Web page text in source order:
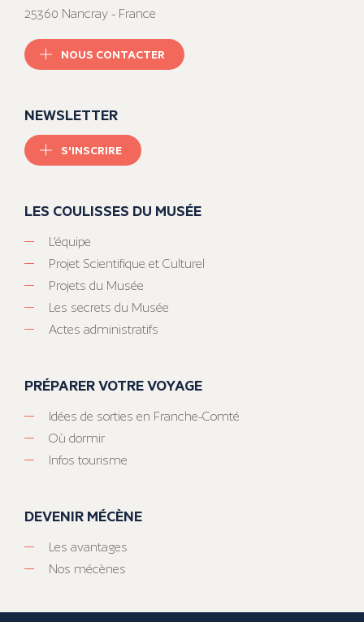
25360 Nancray - France
NOUS CONTACTER
NEWSLETTER
S'INSCRIRE
LES COULISSES DU MUSÉE
L’équipe
Projet Scientifique et Culturel
Projets du Musée
Les secrets du Musée
Actes administratifs
PRÉPARER VOTRE VOYAGE
Idées de sorties en Franche-Comté
Où dormir
Infos tourisme
DEVENIR MÉCÈNE
Les avantages
Nos mécènes